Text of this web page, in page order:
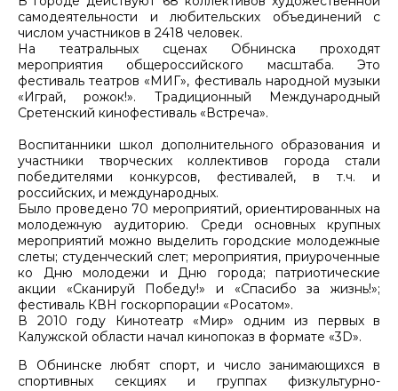
самодеятельности и любительских объединений с
числом участников в 2418 человек.
На театральных сценах Обнинска проходят
мероприятия общероссийского масштаба. Это
фестиваль театров «МИГ», фестиваль народной музыки
«Играй, рожок!». Традиционный Международный
Сретенский кинофестиваль «Встреча».
Воспитанники школ дополнительного образования и
участники творческих коллективов города стали
победителями конкурсов, фестивалей, в т.ч. и
российских, и международных.
Было проведено 70 мероприятий, ориентированных на
молодежную аудиторию. Среди основных крупных
мероприятий можно выделить городские молодежные
слеты; студенческий слет; мероприятия, приуроченные
ко Дню молодежи и Дню города; патриотические
акции «Сканируй Победу!» и «Спасибо за жизнь!»;
фестиваль КВН госкорпорации «Росатом».
В 2010 году Кинотеатр «Мир» одним из первых в
Калужской области начал кинопоказ в формате «3D».
В Обнинске любят спорт, и число занимающихся в
спортивных секциях и группах физкультурно-